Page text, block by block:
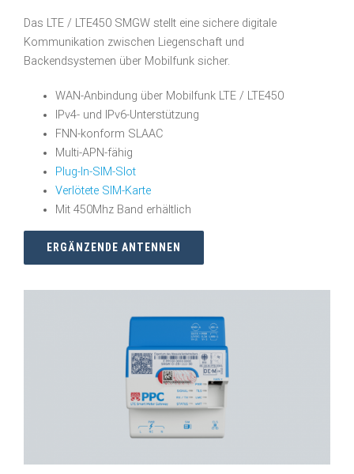
Das LTE / LTE450 SMGW stellt eine sichere digitale
Kommunikation zwischen Liegenschaft und
Backendsystemen über Mobilfunk sicher.
WAN-Anbindung über Mobilfunk LTE / LTE450
IPv4- und IPv6-Unterstützung
FNN-konform SLAAC
Multi-APN-fähig
Plug-In-SIM-Slot
Verlötete SIM-Karte
Mit 450Mhz Band erhältlich
ERGÄNZENDE ANTENNEN